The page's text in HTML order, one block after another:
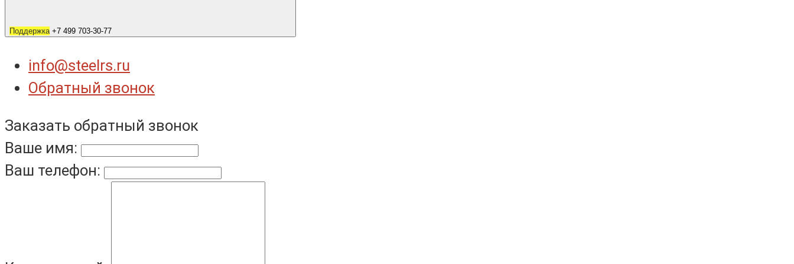
Поддержка +7 499 703-30-77
info@steelrs.ru
Обратный звонок
Заказать обратный звонок
Ваше имя:
Ваш телефон: